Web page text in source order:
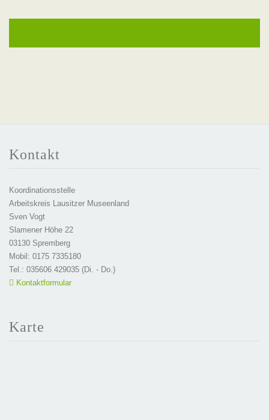
Kontakt
Koordinationsstelle
Arbeitskreis Lausitzer Museenland
Sven Vogt
Slamener Höhe 22
03130 Spremberg
Mobil: 0175 7335180
Tel.: 035606 429035 (Di. - Do.)
Kontaktformular
Karte